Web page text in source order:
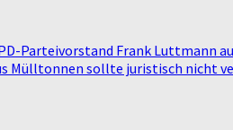
Parteivorstand Frank Luttmann
Mülltonnen sollte juristisch nicht